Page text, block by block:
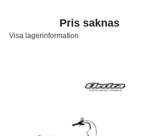
Pris saknas
Visa lagerinformation